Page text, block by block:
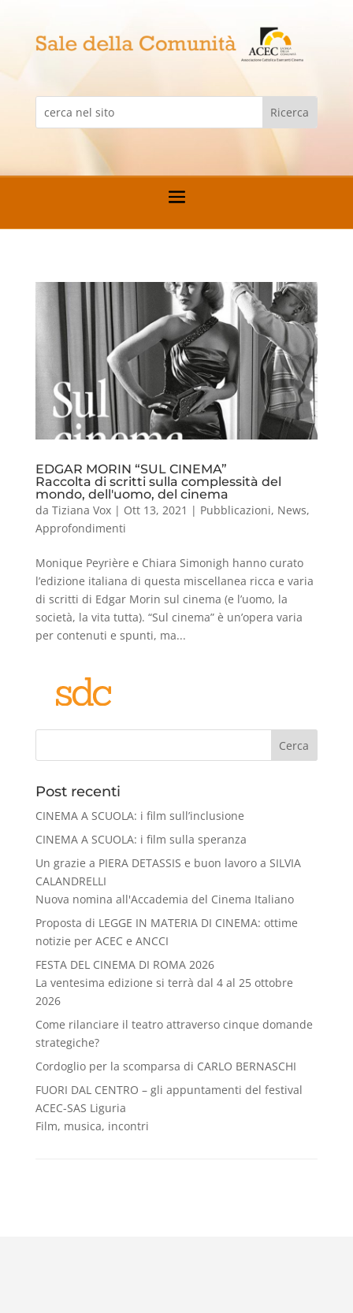
EDGAR MORIN “SUL CINEMA”
Raccolta di scritti sulla complessità del
mondo, dell'uomo, del cinema
da Tiziana Vox| Ott 13, 2021 | Pubblicazioni, News,
Approfondimenti
Monique Peyrière e Chiara Simonigh hanno curato
l’edizione italiana di questa miscellanea ricca e varia
di scritti di Edgar Morin sul cinema (e l’uomo, la
società, la vita tutta). “Sul cinema” è un’opera varia
per contenuti e spunti, ma...
Cerca
Post recenti
CINEMA A SCUOLA: i film sull’inclusione
CINEMA A SCUOLA: i film sulla speranza
Un grazie a PIERA DETASSIS e buon lavoro a SILVIA
CALANDRELLI
Nuova nomina all'Accademia del Cinema Italiano
Proposta di LEGGE IN MATERIA DI CINEMA: ottime
notizie per ACEC e ANCCI
FESTA DEL CINEMA DI ROMA 2026
La ventesima edizione si terrà dal 4 al 25 ottobre
2026
Come rilanciare il teatro attraverso cinque domande
strategiche?
Cordoglio per la scomparsa di CARLO BERNASCHI
FUORI DAL CENTRO – gli appuntamenti del festival
ACEC-SAS Liguria
Film, musica, incontri